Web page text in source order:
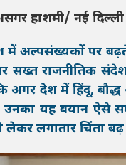
हाशमी/ नई दिल्ली
में अल्पसंख्यकों पर
सख्त राजनीतिक
अगर देश में हिंदू,
उनका यह बयान ऐसे
लेकर लगातार चिंता बढ़